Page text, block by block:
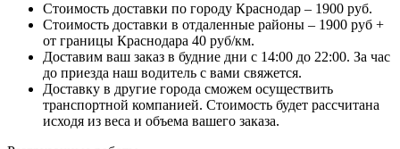
Стоимость доставки по городу Краснодар – 1900 руб.
Стоимость доставки в отдаленные районы – 1900 руб +
от границы Краснодара 40 руб/км.
Доставим ваш заказ в будние дни с 14:00 до 22:00. За час
до приезда наш водитель с вами свяжется.
Доставку в другие города сможем осуществить
транспортной компанией. Стоимость будет рассчитана
исходя из веса и объема вашего заказа.